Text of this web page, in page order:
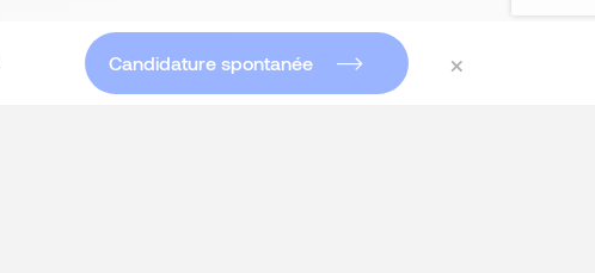
Candidature spontanée ×